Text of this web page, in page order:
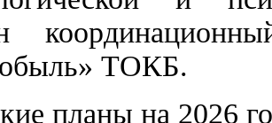
ТОКБ.
планы на 2026